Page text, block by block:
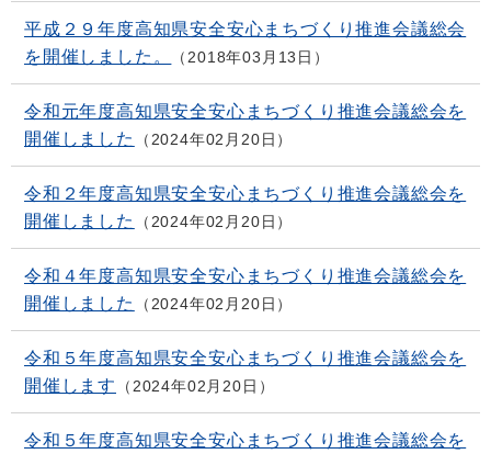
平成２９年度高知県安全安心まちづくり推進会議総会
を開催しました。
2018年03月13日
令和元年度高知県安全安心まちづくり推進会議総会を
開催しました
2024年02月20日
令和２年度高知県安全安心まちづくり推進会議総会を
開催しました
2024年02月20日
令和４年度高知県安全安心まちづくり推進会議総会を
開催しました
2024年02月20日
令和５年度高知県安全安心まちづくり推進会議総会を
開催します
2024年02月20日
令和５年度高知県安全安心まちづくり推進会議総会を